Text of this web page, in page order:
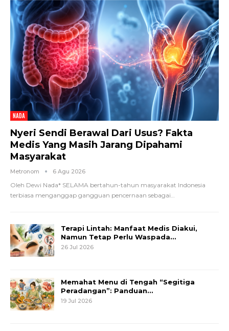
NADA
Nyeri Sendi Berawal Dari Usus? Fakta
Medis Yang Masih Jarang Dipahami
Masyarakat
Metronom 6 Agu 2026
Oleh Dewi Nada* SELAMA bertahun-tahun masyarakat Indonesia
terbiasa menganggap gangguan pencernaan sebagai…
Terapi Lintah: Manfaat Medis Diakui,
Namun Tetap Perlu Waspada…
26 Jul 2026
Memahat Menu di Tengah “Segitiga
Peradangan”: Panduan…
19 Jul 2026